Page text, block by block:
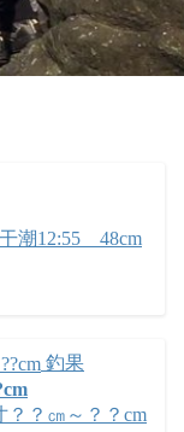
潮12:55 48cm
釣果
？㎝～？？cm